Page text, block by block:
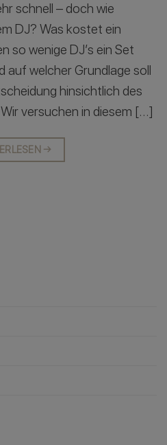
schnell – doch wie
DJ? Was kostet ein
so wenige DJ’s ein Set
auf welcher Grundlage soll
hinsichtlich des
versuchen in diesem […]
→